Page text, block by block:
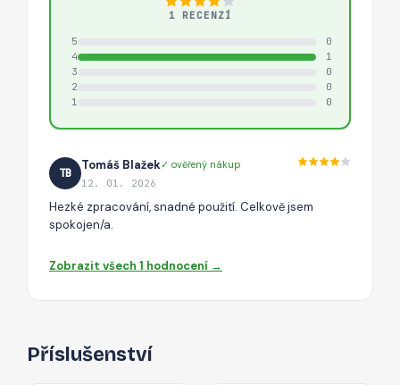
1 RECENZÍ
5
0
4
1
3
0
2
0
1
0
TB
Tomáš Blažek✓ ověřený nákup
12. 01. 2026
Hezké zpracování, snadné použití. Celkově jsem
spokojen/a.
Zobrazit všech 1 hodnocení →
Příslušenství